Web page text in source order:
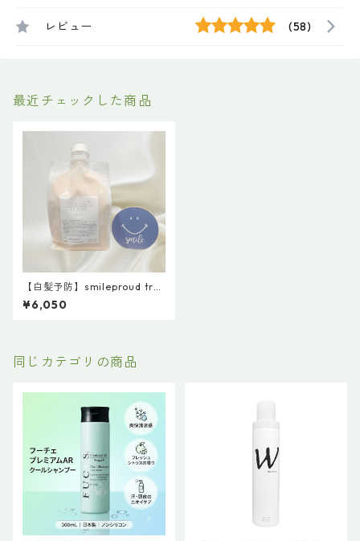
レビュー (58)
最近チェックした商品
【白髪予防】smileproud tre
atment1000g トリートメン
ト【スマイルブランド第４世
¥6,050
同じカテゴリの商品